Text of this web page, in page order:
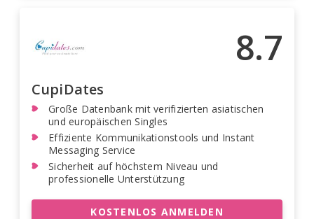
8.7
CupiDates
Große Datenbank mit verifizierten asiatischen
und europäischen Singles
Effiziente Kommunikationstools und Instant
Messaging Service
Sicherheit auf höchstem Niveau und
professionelle Unterstützung
KOSTENLOS ANMELDEN